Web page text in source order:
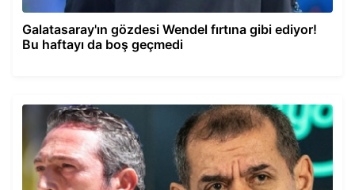
Galatasaray'ın gözdesi Wendel fırtına gibi ediyor!
Bu haftayı da boş geçmedi